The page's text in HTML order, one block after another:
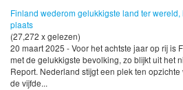
Finland wederom gelukkigste land ter
plaats
(27,272 x gelezen)
20 maart 2025 - Voor het achtste jaar op rij is
met de gelukkigste bevolking, zo blijkt uit het
Report. Nederland stijgt een plek ten
de vijfde...